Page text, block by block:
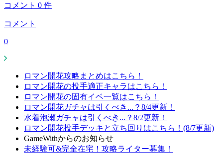
コメント 0 件
コメント
0
ロマン開花攻略まとめはこちら！
ロマン開花の投手適正キャラはこちら！
ロマン開花の固有イベ一覧はこちら！
ロマン開花ガチャは引くべき...？8/4更新！
水着泡瀬ガチャは引くべき...？8/2更新！
ロマン開花投手デッキと立ち回りはこちら！(8/7更新)
GameWithからのお知らせ
未経験可&完全在宅！攻略ライター募集！